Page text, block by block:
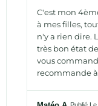
C'est mon
à mes filles,
n'y a rien dire.
très bon état
vous
recommande à